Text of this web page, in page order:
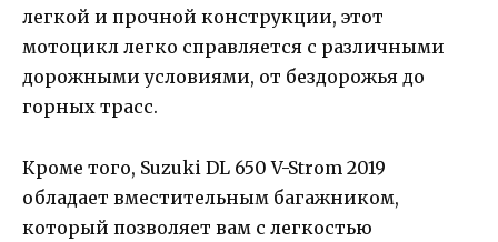
легкой и прочной конструкции, этот
мотоцикл легко справляется с различными
дорожными условиями, от бездорожья до
горных трасс.
Кроме того, Suzuki DL 650 V-Strom 2019
обладает вместительным багажником,
который позволяет вам с легкостью